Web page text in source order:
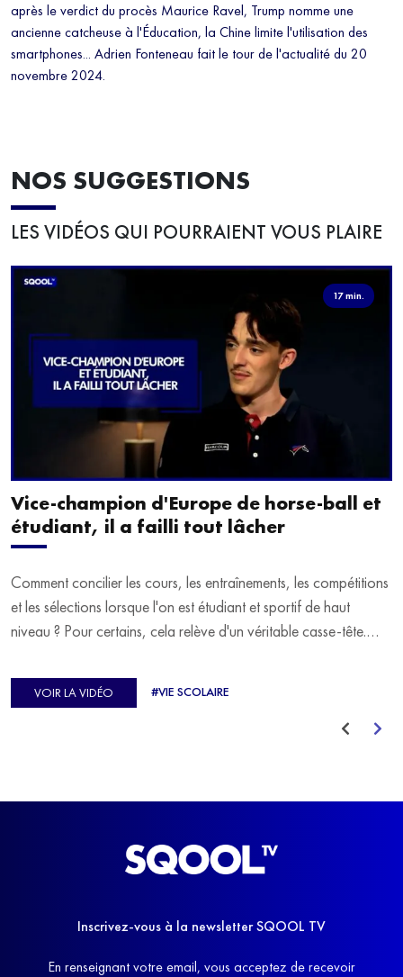
après le verdict du procès Maurice Ravel, Trump nomme une
ancienne catcheuse à l'Éducation, la Chine limite l'utilisation des
smartphones... Adrien Fonteneau fait le tour de l'actualité du 20
novembre 2024.
NOS SUGGESTIONS
LES VIDÉOS QUI POURRAIENT VOUS PLAIRE
17 min.
Vice-champion d'Europe de horse-ball et
étudiant, il a failli tout lâcher
Comment concilier les cours, les entraînements, les compétitions
et les sélections lorsque l'on est étudiant et sportif de haut
niveau ? Pour certains, cela relève d'un véritable casse-tête.
d'Europe de Horse-ball, qui a failli abandonner ses études
avant de trouver un nouvel équilibre.
VOIR LA VIDÉO #VIE SCOLAIRE
Inscrivez-vous à la newsletter SQOOL TV
En renseignant votre email, vous acceptez de recevoir